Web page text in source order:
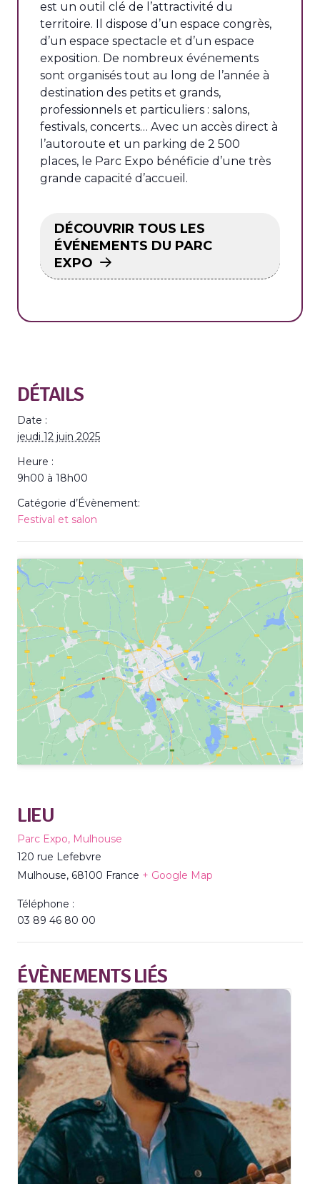
est un outil clé de l’attractivité du
territoire. Il dispose d’un espace congrès,
d’un espace spectacle et d’un espace
exposition. De nombreux événements
sont organisés tout au long de l’année à
destination des petits et grands,
professionnels et particuliers : salons,
festivals, concerts… Avec un accès direct à
l’autoroute et un parking de 2 500
places, le Parc Expo bénéficie d’une très
grande capacité d’accueil.
DÉCOUVRIR TOUS LES
ÉVÉNEMENTS DU PARC
EXPO
DÉTAILS
Date :
jeudi 12 juin 2025
Heure :
9h00 à 18h00
Catégorie d’Évènement:
Festival et salon
LIEU
Parc Expo, Mulhouse
120 rue Lefebvre
Mulhouse, 68100 France + Google Map
Téléphone :
03 89 46 80 00
ÉVÈNEMENTS LIÉS